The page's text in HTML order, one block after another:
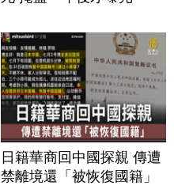
日籍華商回中國探親 傳遭
禁離境還「被恢復國籍」